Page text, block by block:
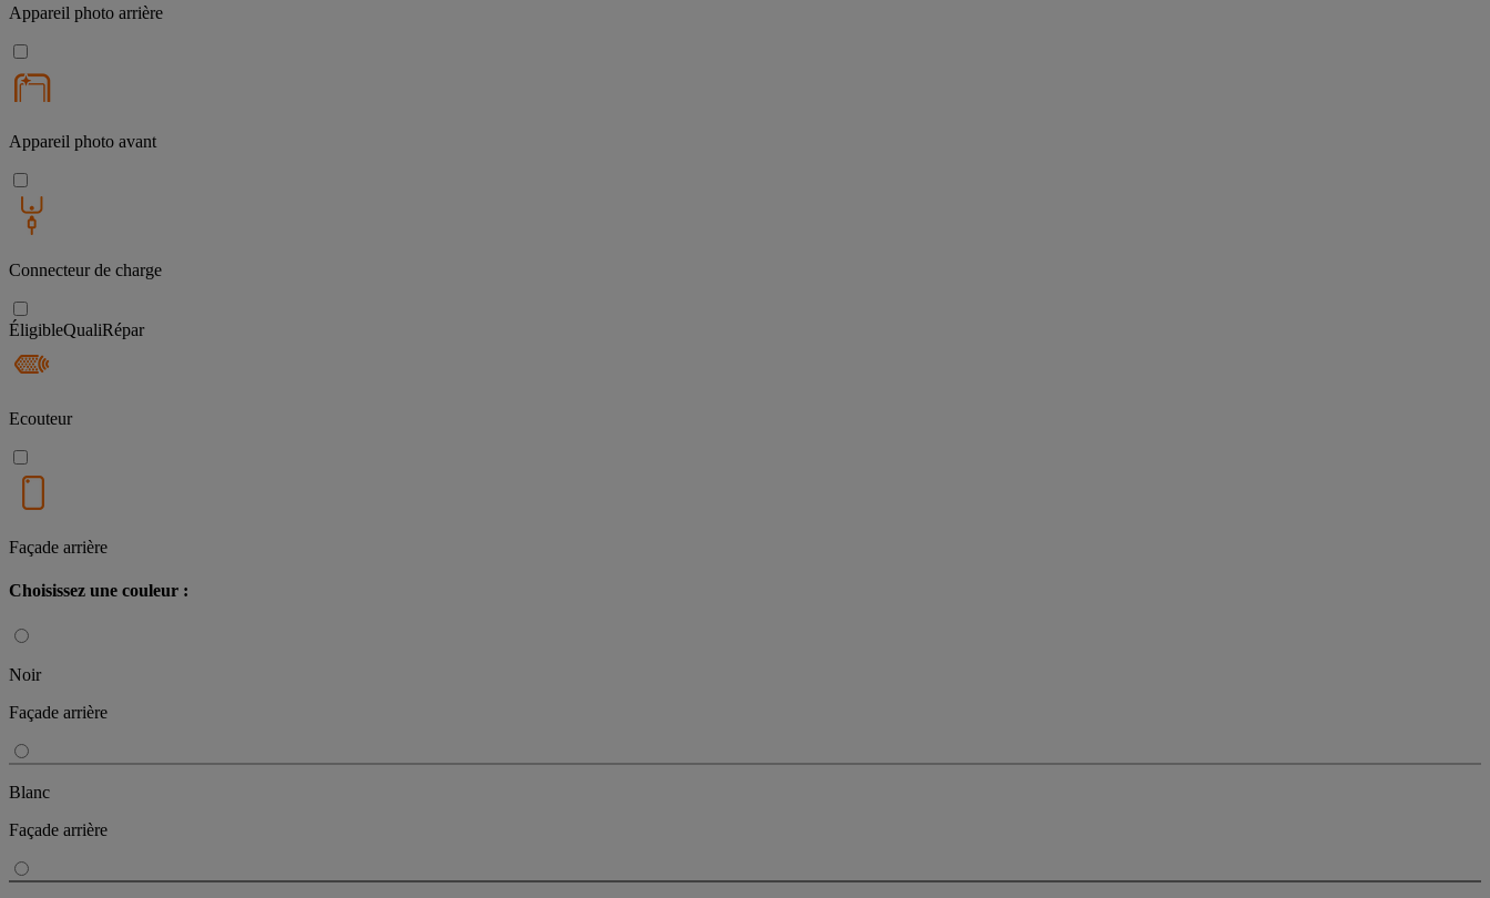
Appareil photo arrière
Appareil photo avant
Connecteur de charge
ÉligibleQualiRépar
Ecouteur
Façade arrière
Choisissez une couleur :
Noir
Façade arrière
Blanc
Façade arrière